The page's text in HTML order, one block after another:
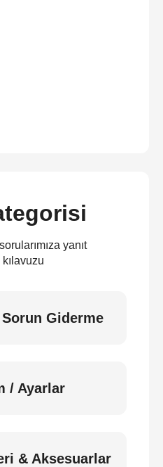
yanıt
Sorun Giderme
/ Ayarlar
& Aksesuarlar